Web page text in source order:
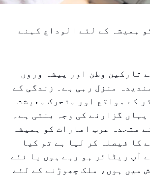
ہمیشہ کے لئے الوداع کہنے
تارکین وطن اور پیشہ وروں
منزل رہی ہے۔ زندگی کے
کے مواقع اور متحرک معیشت
گزارنے کی وجہ بنتی ہے۔
متحدہ عرب امارات کو ہمیشہ
کا فیصلہ کر لیا ہے تو کیا
آپ ریٹائر ہو رہے ہوں یا نئے
میں ہوں، ملک چھوڑنے کے لئے